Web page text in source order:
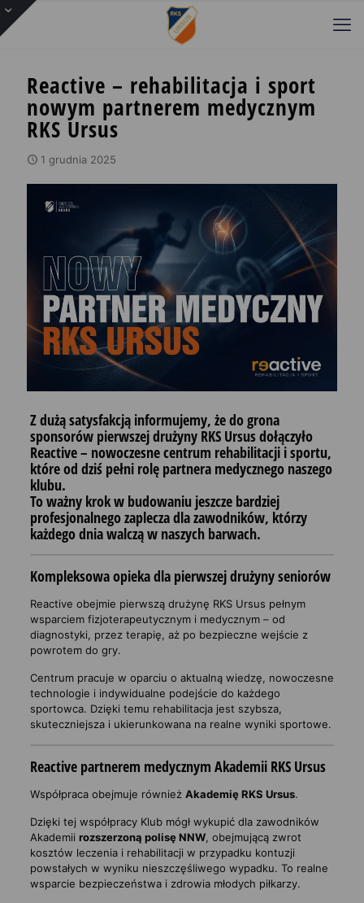
Reactive – rehabilitacja i sport
nowym partnerem medycznym
RKS Ursus
1 grudnia 2025
Z dużą satysfakcją informujemy, że do grona
sponsorów pierwszej drużyny RKS Ursus dołączyło
Reactive – nowoczesne centrum rehabilitacji i sportu,
które od dziś pełni rolę partnera medycznegonaszego
klubu.
To ważny krok w budowaniu jeszcze bardziej
profesjonalnego zaplecza dla zawodników, którzy
każdego dnia walczą w naszych barwach.
Kompleksowa opieka dla pierwszej drużyny seniorów
Reactive obejmie pierwszą drużynę RKS Ursus pełnym
wsparciem fizjoterapeutycznym i medycznym – od
diagnostyki, przez terapię, aż po bezpieczne wejście z
powrotem do gry.
Centrum pracuje w oparciu o aktualną wiedzę, nowoczesne
technologie i indywidualne podejście do każdego
sportowca. Dzięki temu rehabilitacja jest szybsza,
skuteczniejsza i ukierunkowana na realne wyniki sportowe.
Reactive partnerem medycznym Akademii RKS Ursus
Współpraca obejmuje również Akademię RKS Ursus.
Dzięki tej współpracy Klub mógł wykupić dla zawodników
Akademii rozszerzoną polisę NNW, obejmującą zwrot
kosztów leczenia i rehabilitacji w przypadku kontuzji
powstałych w wyniku nieszczęśliwego wypadku. To realne
wsparcie bezpieczeństwa i zdrowia młodych piłkarzy.